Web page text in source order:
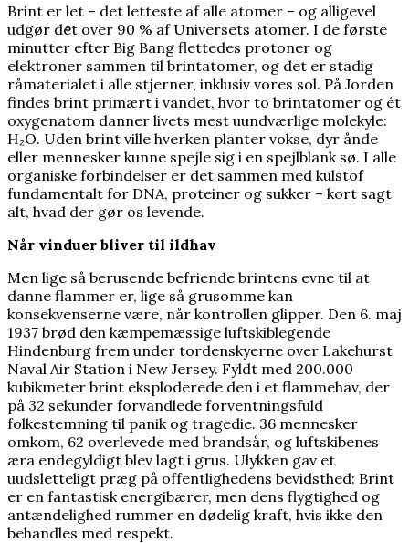
I sin fritid blev en embedsmand
nobelprismodtager
Brint er let – det letteste af alle atomer – og alligevel
udgør det over 90 % af Universets atomer. I de første
minutter efter Big Bang flettedes protoner og
elektroner sammen til brintatomer, og det er stadig
råmaterialet i alle stjerner, inklusiv vores sol. På Jorden
findes brint primært i vandet, hvor to brintatomer og ét
oxygenatom danner livets mest uundværlige molekyle:
H₂O. Uden brint ville hverken planter vokse, dyr ånde
eller mennesker kunne spejle sig i en spejlblank sø. I alle
organiske forbindelser er det sammen med kulstof
fundamentalt for DNA, proteiner og sukker – kort sagt
alt, hvad der gør os levende.
Når vinduer bliver til ildhav
Men lige så berusende befriende brintens evne til at
danne flammer er, lige så grusomme kan
konsekvenserne være, når kontrollen glipper. Den 6. maj
1937 brød den kæmpemæssige luftskiblegende
Hindenburg frem under tordenskyerne over Lakehurst
Naval Air Station i New Jersey. Fyldt med 200.000
kubikmeter brint eksploderede den i et flammehav, der
på 32 sekunder forvandlede forventningsfuld
folkestemning til panik og tragedie. 36 mennesker
omkom, 62 overlevede med brandsår, og luftskibenes
æra endegyldigt blev lagt i grus. Ulykken gav et
uudsletteligt præg på offentlighedens bevidsthed: Brint
er en fantastisk energibærer, men dens flygtighed og
antændelighed rummer en dødelig kraft, hvis ikke den
behandles med respekt.